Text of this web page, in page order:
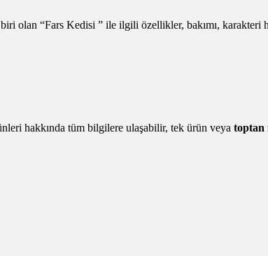
olan “Fars Kedisi ” ile ilgili özellikler, bakımı, karakteri
hakkında tüm bilgilere ulaşabilir, tek ürün veya toptan